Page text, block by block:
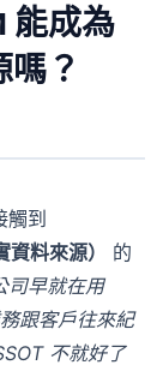
能成為
？
到
料來源）
的
司早就在用
跟客戶往來紀
不就好了